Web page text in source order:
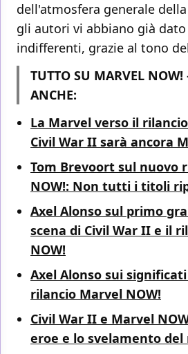
dell'atmosfera generale
gli autori vi abbiano già
indifferenti, grazie al tono
TUTTO SU MARVEL NOW!
ANCHE:
La Marvel verso il
Civil War II sarà ancora
Tom Brevoort sul nuovo
NOW!: Non tutti i titoli
Axel Alonso sul primo
scena di Civil War II e il
NOW!
Axel Alonso sui
rilancio Marvel NOW!
Civil War II e Marvel
eroe e lo svelamento del